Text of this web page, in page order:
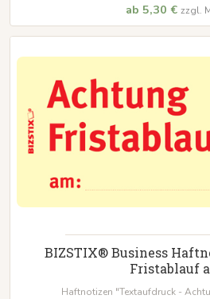
ab 5,30 € zzgl.
BIZSTIX® Business
Fristablauf
Haftnotizen "Textaufdruck -